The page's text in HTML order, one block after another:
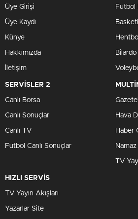
Üye Girişi
Üye Kaydı
Künye
Hakkımızda
İletişim
Futbol
Bilardo
SERVİSLER 2
Canlı Borsa
Canlı Sonuçlar
Canlı TV
Futbol Canlı Sonuçlar
Hava
Haber
TV
HIZLI SERVİS
TV Yayın Akışları
Yazarlar Site